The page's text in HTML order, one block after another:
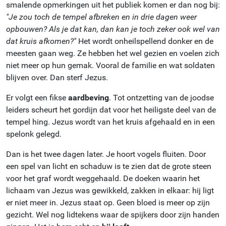
smalende opmerkingen uit het publiek komen er dan nog bij:
"Je zou toch de tempel afbreken en in drie dagen weer
opbouwen? Als je dat kan, dan kan je toch zeker ook wel van
dat kruis afkomen?"Het wordt onheilspellend donker en de
meesten gaan weg. Ze hebben het wel gezien en voelen zich
niet meer op hun gemak. Vooral de familie en wat soldaten
blijven over. Dan sterf Jezus.
Er volgt een fikse aardbeving. Tot ontzetting van de joodse
leiders scheurt het gordijn dat voor het heiligste deel van de
tempel hing. Jezus wordt van het kruis afgehaald en in een
spelonk gelegd.
Dan is het twee dagen later. Je hoort vogels fluiten. Door
een spel van licht en schaduw is te zien dat de grote steen
voor het graf wordt weggehaald. De doeken waarin het
lichaam van Jezus was gewikkeld, zakken in elkaar: hij ligt
er niet meer in. Jezus staat op. Geen bloed is meer op zijn
gezicht. Wel nog lidtekens waar de spijkers door zijn handen